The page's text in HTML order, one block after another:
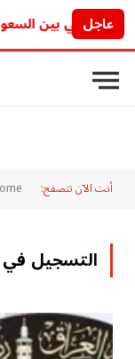
عاجل
أنت الآن تتصفح:
التسجيل